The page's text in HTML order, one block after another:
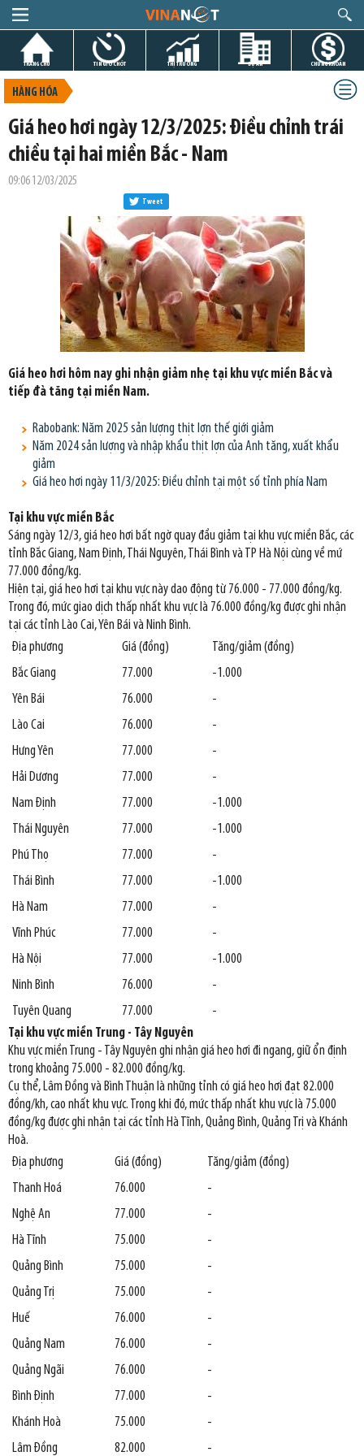
TRANG CHỦ TIN GIỜ CHÓT THỊ TRƯỜNG DỰ ÁN CHỨNG KHOÁN
HÀNG HÓA
Giá heo hơi ngày 12/3/2025: Điều chỉnh trái
chiều tại hai miền Bắc - Nam
09:06 12/03/2025
Tweet
Giá heo hơi hôm nay ghi nhận giảm nhẹ tại khu vực miền Bắc và
tiếp đà tăng tại miền Nam.
Rabobank: Năm 2025 sản lượng thịt lợn thế giới giảm
Năm 2024 sản lượng và nhập khẩu thịt lợn của Anh tăng, xuất khẩu
giảm
Giá heo hơi ngày 11/3/2025: Điều chỉnh tại một số tỉnh phía Nam
Tại khu vực miền Bắc
Sáng ngày 12/3, giá heo hơi bất ngờ quay đầu giảm tại khu vực miền Bắc, các
tỉnh Bắc Giang, Nam Định, Thái Nguyên, Thái Bình và TP Hà Nội cùng về mứ
77.000 đồng/kg.
Hiện tại, giá heo hơi tại khu vực này dao động từ 76.000 - 77.000 đồng/kg.
Trong đó, mức giao dịch thấp nhất khu vực là 76.000 đồng/kg được ghi nhận
tại các tỉnh Lào Cai, Yên Bái và Ninh Bình.
Địa phương
Giá (đồng)
Tăng/giảm (đồng)
Bắc Giang
77.000
-1.000
Yên Bái
76.000
-
Lào Cai
76.000
-
Hưng Yên
77.000
-
Hải Dương
77.000
-
Nam Định
77.000
-1.000
Thái Nguyên
77.000
-1.000
Phú Thọ
77.000
-
Thái Bình
77.000
-1.000
Hà Nam
77.000
-
Vĩnh Phúc
77.000
-
Hà Nội
77.000
-1.000
Ninh Bình
76.000
-
Tuyên Quang
77.000
-
Tại khu vực miền Trung - Tây Nguyên
Khu vực miền Trung - Tây Nguyên ghi nhận giá heo hơi đi ngang, giữ ổn định
trong khoảng 75.000 - 82.000 đồng/kg.
Cụ thể, Lâm Đồng và Bình Thuận là những tỉnh có giá heo hơi đạt 82.000
đồng/kh, cao nhất khu vực. Trong khi đó, mức thấp nhất khu vực là 75.000
đồng/kg được ghi nhận tại các tỉnh Hà Tĩnh, Quảng Bình, Quảng Trị và Khánh
Hoà.
Địa phương
Giá (đồng)
Tăng/giảm (đồng)
Thanh Hoá
76.000
-
Nghệ An
77.000
-
Hà Tĩnh
75.000
-
Quảng Bình
75.000
-
Quảng Trị
75.000
-
Huế
76.000
-
Quảng Nam
76.000
-
Quảng Ngãi
76.000
-
Bình Định
77.000
-
Khánh Hoà
75.000
-
Lâm Đồng
82.000
-